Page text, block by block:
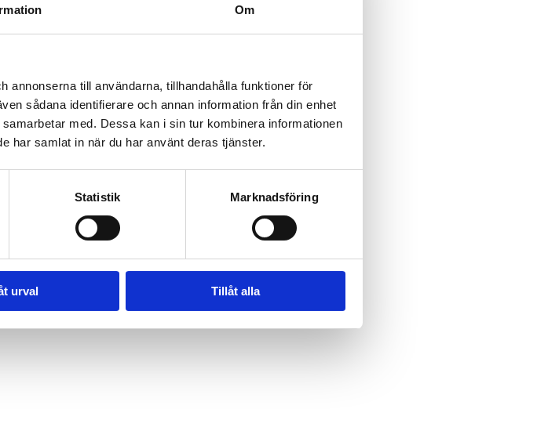
Om
annonserna till användarna, tillhandahålla funktioner för
sådana identifierare och annan information från din enhet
med. Dessa kan i sin tur kombinera informationen
har samlat in när du har använt deras tjänster.
Statistik Marknadsföring
urval Tillåt alla